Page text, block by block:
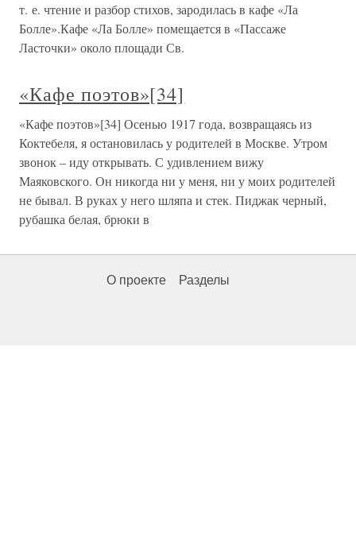
т. е. чтение и разбор стихов, зародилась в кафе «Ла
Болле».Кафе «Ла Болле» помещается в «Пассаже
Ласточки» около площади Св.
«Кафе поэтов»[34]
«Кафе поэтов»[34] Осенью 1917 года, возвращаясь из
Коктебеля, я остановилась у родителей в Москве. Утром
звонок – иду открывать. С удивлением вижу
Маяковского. Он никогда ни у меня, ни у моих родителей
не бывал. В руках у него шляпа и стек. Пиджак черный,
рубашка белая, брюки в
О проекте Разделы